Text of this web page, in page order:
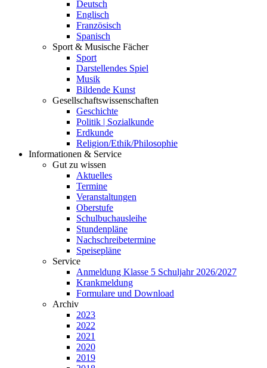
Deutsch
Englisch
Französisch
Spanisch
Sport & Musische Fächer
Sport
Darstellendes Spiel
Musik
Bildende Kunst
Gesellschaftswissenschaften
Geschichte
Politik | Sozialkunde
Erdkunde
Religion/Ethik/Philosophie
Informationen & Service
Gut zu wissen
Aktuelles
Termine
Veranstaltungen
Oberstufe
Schulbuchausleihe
Stundenpläne
Nachschreibetermine
Speisepläne
Service
Anmeldung Klasse 5 Schuljahr 2026/2027
Krankmeldung
Formulare und Download
Archiv
2023
2022
2021
2020
2019